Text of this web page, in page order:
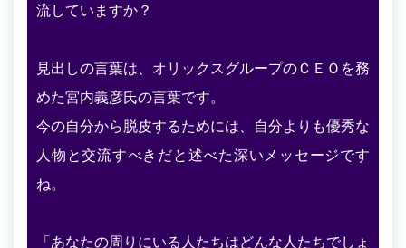
流していますか？
見出しの言葉は、オリックスグループのＣＥＯを務
めた宮内義彦氏の言葉です。
今の自分から脱皮するためには、自分よりも優秀な
人物と交流すべきだと述べた深いメッセージです
ね。
「あなたの周りにいる人たちはどんな人たちでしょ